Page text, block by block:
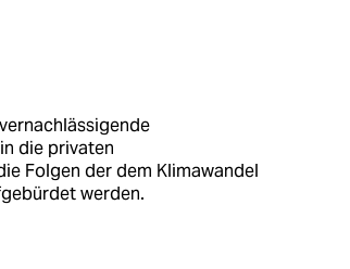
die privaten
Folgen der dem Klimawandel
werden.